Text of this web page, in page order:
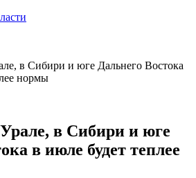
в Сибири и юге Дальнего Востока
нормы
в Сибири и юге
в июле будет теплее